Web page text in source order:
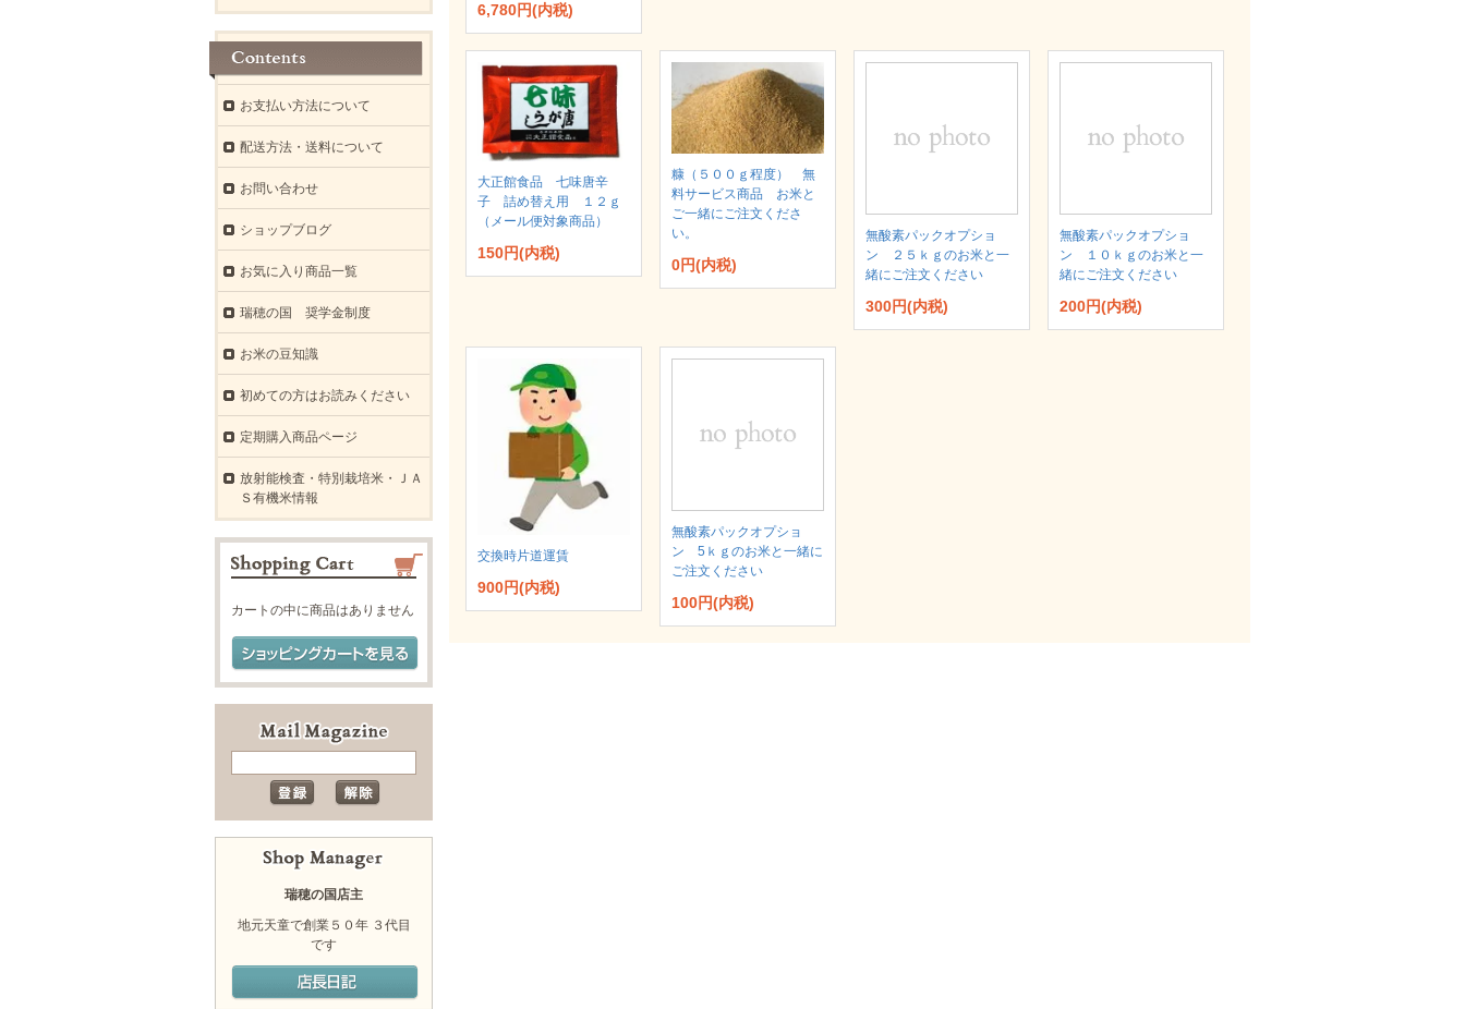
6,780円(内税)
大正館食品 七味唐辛
子 詰め替え用 １２ｇ
（メール便対象商品）
150円(内税)
糠（５００ｇ程度） 無
料サービス商品 お米と
ご一緒にご注文くださ
い。
0円(内税)
無酸素パックオプショ
ン ２５ｋｇのお米と一
緒にご注文ください
300円(内税)
無酸素パックオプショ
ン １０ｋｇのお米と一
緒にご注文ください
200円(内税)
交換時片道運賃
900円(内税)
無酸素パックオプショ
ン 5ｋｇのお米と一緒に
ご注文ください
100円(内税)
お支払い方法について
配送方法・送料について
お問い合わせ
ショップブログ
お気に入り商品一覧
瑞穂の国 奨学金制度
お米の豆知識
初めての方はお読みください
定期購入商品ページ
放射能検査・特別栽培米・ＪＡ
Ｓ有機米情報
カートの中に商品はありません
瑞穂の国店主
地元天童で創業５０年 ３代目
です